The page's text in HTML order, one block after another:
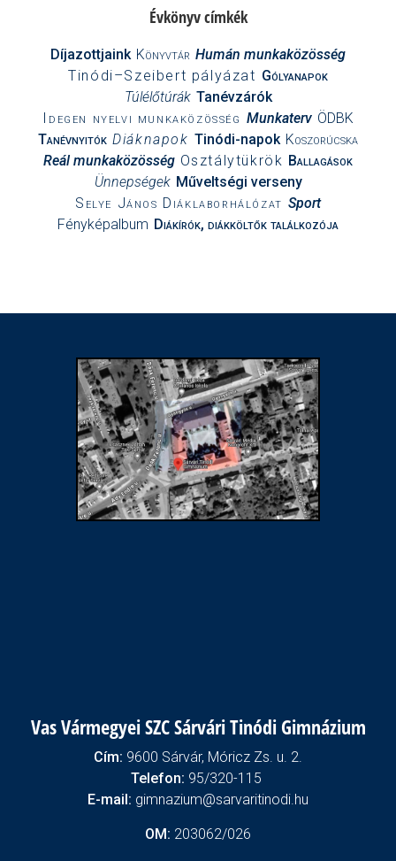
Évkönyv címkék
Díjazottjaink Könyvtár Humán munkaközösség
Tinódi–Szeibert pályázat Gólyanapok
Túlélőtúrák Tanévzárók
Idegen nyelvi munkaközösség Munkaterv ÖDBK
Tanévnyitók Diáknapok Tinódi-napok Koszorúcska
Reál munkaközösség Osztálytükrök Ballagások
Ünnepségek Műveltségi verseny
Selye János Diáklaborhálózat Sport
Fényképalbum Diákírók, diákköltők találkozója
Vas Vármegyei SZC Sárvári Tinódi Gimnázium
Cím: 9600 Sárvár, Móricz Zs. u. 2.
Telefon: 95/320-115
E-mail: gimnazium@sarvaritinodi.hu
OM: 203062/026